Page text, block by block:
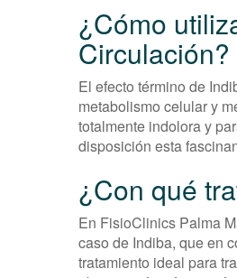
¿Cómo
Circulación?
El efecto término de
metabolismo celular y
totalmente indolora y
disposición esta
¿Con qué
En FisioClinics Palma
caso de Indiba, que en
tratamiento ideal para